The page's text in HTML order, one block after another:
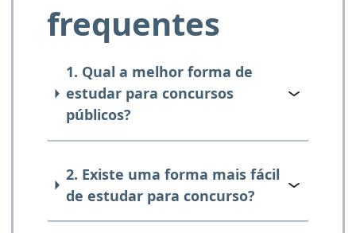
frequentes
1. Qual a melhor forma de
estudar para concursos
públicos?
2. Existe uma forma mais fácil
de estudar para concurso?